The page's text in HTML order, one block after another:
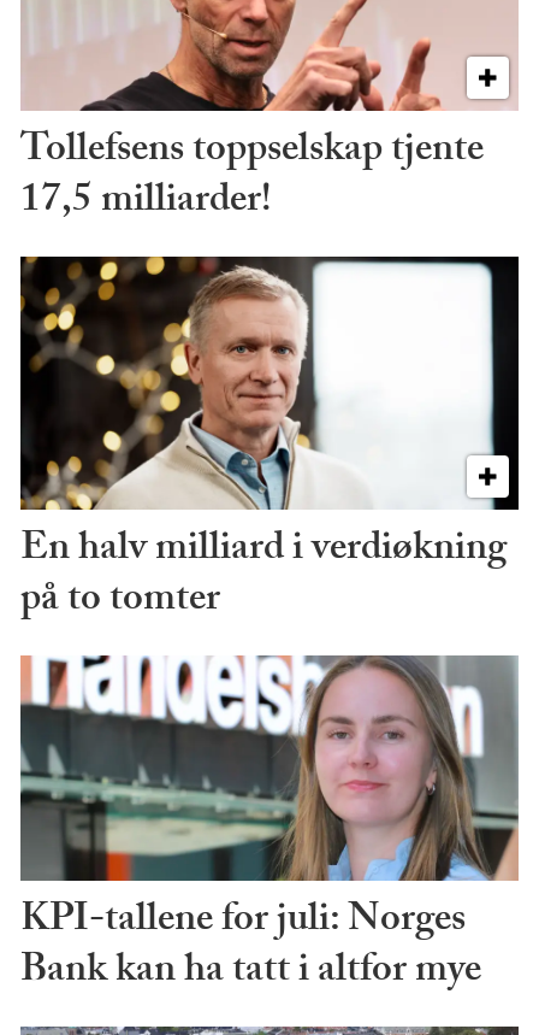
Tollefsens toppselskap tjente
17,5 milliarder!
En halv milliard i verdiøkning
på to tomter
KPI-tallene for juli: Norges
Bank kan ha tatt i altfor mye